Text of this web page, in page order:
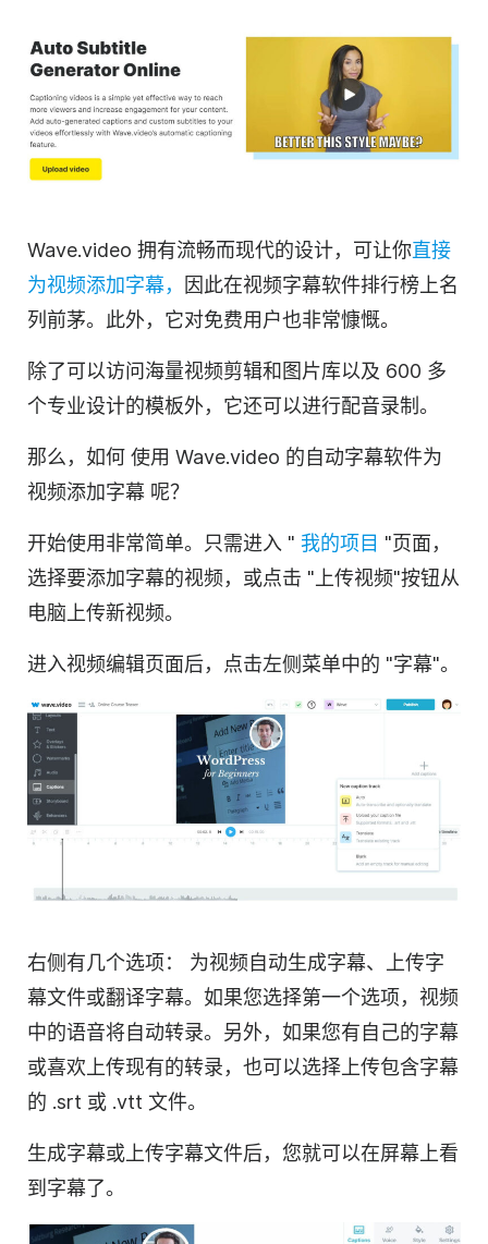
Wave.video 拥有流畅而现代的设计，可让你直接
为视频添加字幕，
因此在视频字幕软件排行榜上名
列前茅。此外，它对免费用户也非常慷慨。
除了可以访问海量视频剪辑和图片库以及 600 多
个专业设计的模板外，它还可以进行配音录制。
那么，如何 使用 Wave.video 的自动字幕软件为
视频添加字幕 呢？
开始使用非常简单。只需进入 " 我的项目 "页面，
选择要添加字幕的视频，或点击 "上传视频"按钮从
电脑上传新视频。
进入视频编辑页面后，点击左侧菜单中的 "字幕"。
右侧有几个选项： 为视频自动生成字幕、上传字
幕文件或翻译字幕。如果您选择第一个选项，视频
中的语音将自动转录。另外，如果您有自己的字幕
或喜欢上传现有的转录，也可以选择上传包含字幕
的 .srt 或 .vtt 文件。
生成字幕或上传字幕文件后，您就可以在屏幕上看
到字幕了。